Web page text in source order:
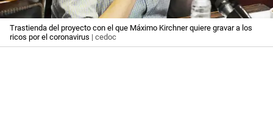
Trastienda del proyecto con el que Máximo Kirchner quiere gravar a los
ricos por el coronavirus | cedoc